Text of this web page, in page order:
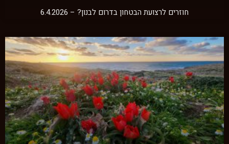
חוזרים לרצועת הבטחון בדרום לבנון? – 6.4.2026